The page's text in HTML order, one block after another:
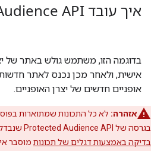
איך עובד Protected Audience API
בדוגמה הזו, משתמש גולש באתר של
אישית, ולאחר מכן נכנס לאתר
אופניים חדשים של יצרן האופניים.
אזהרה: לא כל התכונות שמתוארות
בגרסה של Protected Audience API שנבדקת כרגע ב-Chrome. במאמר
בדיקה באמצעות דגלים של תכונות